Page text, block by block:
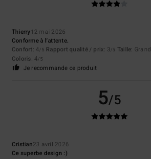
Thierry12 mai 2026
Conforme à l’attente.
Confort: 4/5 Rapport qualité / prix: 3/5 Taille: Grand
Coloris: 4/5
Je recommande ce produit
5/5
Cristian23 avril 2026
Ce superbe design :)